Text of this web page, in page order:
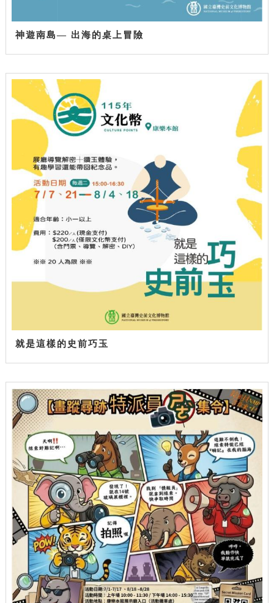
神遊南島— 出海的桌上冒險
就是這樣的史前巧玉